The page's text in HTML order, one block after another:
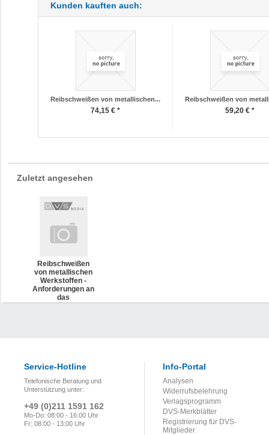
Kunden kauften auch:
Reibschweißen von metallischen...
74,15 € *
Reibschweißen von
59,20 € *
Zuletzt angesehen
Reibschweißen
von metallischen
Werkstoffen -
Anforderungen an
das
Service-Hotline
Telefonische Beratung und
Unterstützung unter:
+49 (0)211 1591 162
Mo-Do: 08:00 - 16:00 Uhr
Fr: 08:00 - 13:00 Uhr
Info-Portal
Analysen
Widerrufsbelehrung
Verlagsprogramm
DVS-Merkblätter
Registrierung für DVS-
Mitglieder